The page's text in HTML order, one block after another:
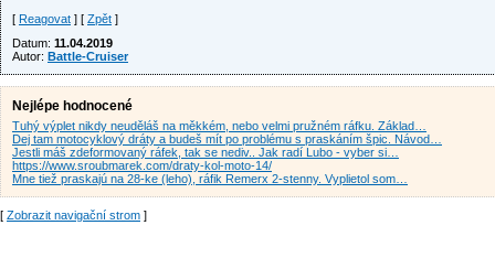
[ Reagovat ] [ Zpět ]
Datum: 11.04.2019
Autor: Battle-Cruiser
Nejlépe hodnocené
Tuhý výplet nikdy neuděláš na měkkém, nebo velmi pružném ráfku. Základ…
Dej tam motocyklový dráty a budeš mít po problému s praskáním špic. Návod…
Jestli máš zdeformovaný ráfek, tak se nediv.. Jak radí Lubo - vyber si…
https://www.sroubmarek.com/draty-kol-moto-14/
Mne tiež praskajú na 28-ke (leho), ráfik Remerx 2-stenny. Vyplietol som…
[ Zobrazit navigační strom ]